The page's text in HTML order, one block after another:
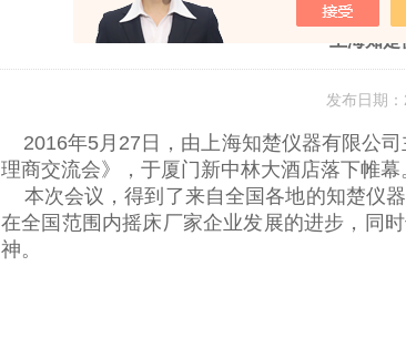
上海知
发布日期
2016年5月27日，由上海知楚仪器有限公
理商交流会》，于厦门新中林大酒店落下帷幕
本次会议，得到了来自全国各地的知楚仪
在全国范围内摇床厂家企业发展的进步，同
神。